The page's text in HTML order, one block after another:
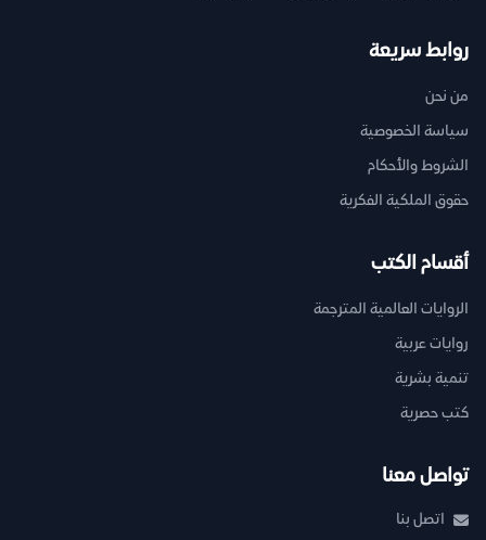
روابط سريعة
من نحن
سياسة الخصوصية
الشروط والأحكام
حقوق الملكية الفكرية
أقسام الكتب
الروايات العالمية المترجمة
روايات عربية
تنمية بشرية
كتب حصرية
تواصل معنا
اتصل بنا